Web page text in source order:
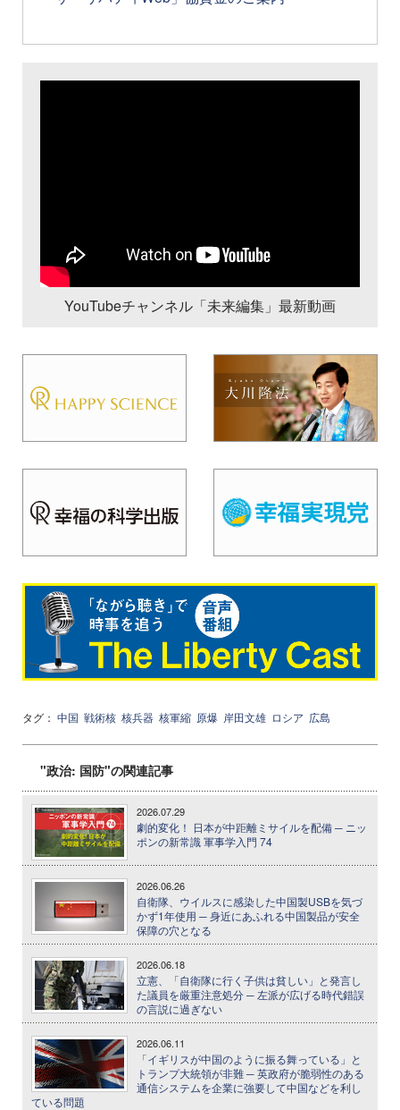
YouTubeチャンネル「未来編集」最新動画
タグ： 中国 戦術核 核兵器 核軍縮 原爆 岸田文雄 ロシア 広島
"政治: 国防"の関連記事
2026.07.29
劇的変化！ 日本が中距離ミサイルを配備 ─ ニッ
ポンの新常識 軍事学入門 74
2026.06.26
自衛隊、ウイルスに感染した中国製USBを気づ
かず1年使用 ─ 身近にあふれる中国製品が安全
保障の穴となる
2026.06.18
立憲、「自衛隊に行く子供は貧しい」と発言し
た議員を厳重注意処分 ─ 左派が広げる時代錯誤
の言説に過ぎない
2026.06.11
「イギリスが中国のように振る舞っている」と
トランプ大統領が非難 ─ 英政府が脆弱性のある
通信システムを企業に強要して中国などを利し
ている問題